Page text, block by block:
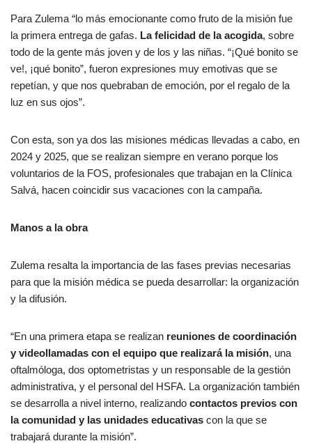
Para Zulema “lo más emocionante como fruto de la misión fue
la primera entrega de gafas. La felicidad de la acogida, sobre
todo de la gente más joven y de los y las niñas. “¡Qué bonito se
ve!, ¡qué bonito”, fueron expresiones muy emotivas que se
repetían, y que nos quebraban de emoción, por el regalo de la
luz en sus ojos”.
Con esta, son ya dos las misiones médicas llevadas a cabo, en
2024 y 2025, que se realizan siempre en verano porque los
voluntarios de la FOS, profesionales que trabajan en la Clínica
Salvá, hacen coincidir sus vacaciones con la campaña.
Manos a la obra
Zulema resalta la importancia de las fases previas necesarias
para que la misión médica se pueda desarrollar: la organización
y la difusión.
“En una primera etapa se realizan reuniones de coordinación
y videollamadas con el equipo que realizará la misión, una
oftalmóloga, dos optometristas y un responsable de la gestión
administrativa, y el personal del HSFA. La organización también
se desarrolla a nivel interno, realizando contactos previos con
la comunidad y las unidades educativas con la que se
trabajará durante la misión”.